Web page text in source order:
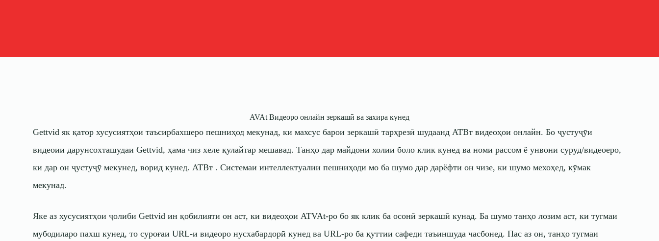
AVAt Видеоро онлайн зеркашӣ ва захира кунед
Gettvid як қатор хусусиятҳои таъсирбахшеро пешниҳод мекунад, ки махсус барои зеркашӣ тарҳрезӣ шудаандАТВт видеоҳои онлайн. Бо ҷустуҷӯи
видеоии дарунсохташудаи Gettvid, ҳама чиз хеле қулайтар мешавад. Танҳо дар майдони холии боло клик кунед ва номи рассом ё унвони суруд/видеоеро,
ки дар он ҷустуҷӯ мекунед, ворид кунед. АТВт . Системаи интеллектуалии пешниҳоди мо ба шумо дар дарёфти он чизе, ки шумо мехоҳед, кӯмак
мекунад.
Яке аз хусусиятҳои ҷолиби Gettvid ин қобилияти он аст, ки видеоҳои ATVAt-ро бо як клик ба осонӣ зеркашӣ кунад. Ба шумо танҳо лозим аст, ки тугмаи
мубодиларо пахш кунед, то суроғаи URL-и видеоро нусхабардорӣ кунед ва URL-ро ба қуттии сафеди таъиншуда часбонед. Пас аз он, танҳо тугмаи